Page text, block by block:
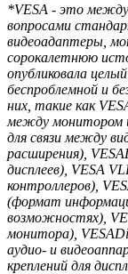
*VESA - это
вопросами
видеоадаптеры,
сорокалетнюю
опубликовала
беспроблемной и
них, такие как
между монитором
для связи между
расширения),
дисплеев), VESA
контроллеров),
(формат
возможностях),
монитора),
аудио- и
креплений для